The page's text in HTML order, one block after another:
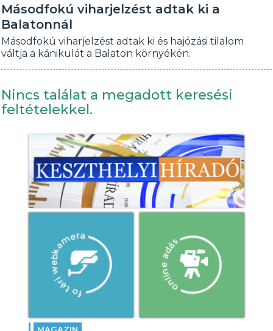
Másodfokú viharjelzést adtak ki a
Balatonnál
Másodfokú viharjelzést adtak ki és hajózási tilalom
váltja a kánikulát a Balaton környékén.
Nincs találat a megadott keresési
feltételekkel.